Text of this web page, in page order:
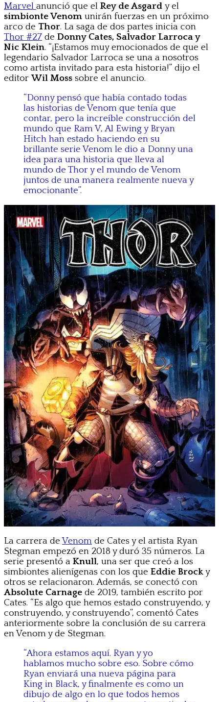
Marvel anunció que el Rey de Asgard y el
simbionte Venom unirán fuerzas en un próximo
arco de Thor. La saga de dos partes inicia con
Thor #27 de Donny Cates, Salvador Larroca y
Nic Klein. “¡Estamos muy emocionados de que el
legendario Salvador Larroca se una a nosotros
como artista invitado para esta historia!” dijo el
editorWil Moss sobre el anuncio.
“Donny pensó que había contado todas
las historias de Venom que tenía que
contar, pero la increíble construcción del
mundo que Ram V, Al Ewing y Bryan
Hitch han estado haciendo en su
brillante serie Venom le dio a Donny una
idea para una historia que lleva al
mundo de Thor y el mundo de Venom
juntos de una manera realmente nueva y
emocionante”.
La carrera deVenom de Cates y el artista Ryan
Stegman empezó en 2018 y duró 35 números. La
serie presentó a Knull, una ser que creó a los
simbiontes alienígenas con los que Eddie Brocky
otros se relacionaron. Además, se conectó con
Absolute Carnage de 2019, también escrito por
Cates. “Es algo que hemos estado construyendo, y
construyendo, y construyendo”, comentó Cates
anteriormente sobre la conclusión de su carrera
en Venom y de Stegman.
“Ahora estamos aquí. Ryan y yo
hablamos mucho sobre eso. Sobre cómo
Ryan enviará una nueva página para
King in Black, y finalmente es como un
dibujo de algo en lo que todos hemos